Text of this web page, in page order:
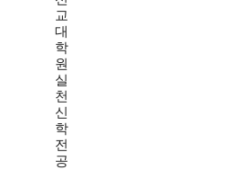
교
대
학
원
실
천
신
학
전
공